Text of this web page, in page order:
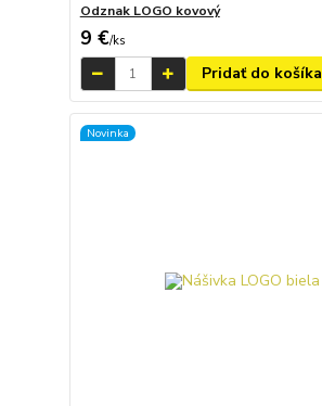
Odznak LOGO kovový
9 €/ks
Pridať do košíka
Novinka